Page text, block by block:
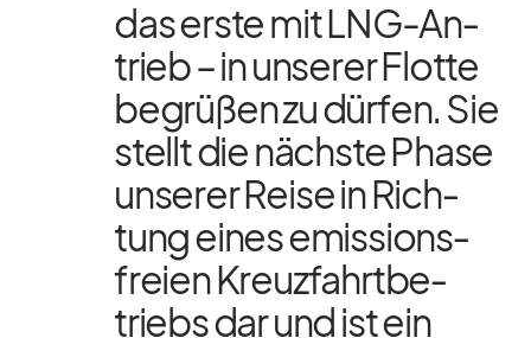
das erste mit LNG-An­
trieb – in un­se­rer Flotte
be­grü­ßen zu dür­fen. Sie
stellt die nächste Phase
un­se­rer Reise in Rich­
tung ei­nes emis­si­ons­
freien Kreuz­fahrt­be­
triebs dar und ist ein